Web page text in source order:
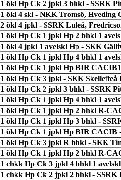
1 ökl Hp Ck 2 jpkl 3 bhkl - SSRK
1 ökl 4 skl - NKK Tromsö, Hveding
2 ökl 4 jpkl - SSRK Luleå,
1 ökl Hp Ck 1 jpkl Hp 2 bhkl 1
1 ökl 4 jpkl 1 avelskl Hp - SKK
1 ökl Hp Ck 1 jpkl Hp 4 bhkl 1
1 ökl Hp Ck 1 jpkl Hp BIR
1 ökl Hp Ck 3 jpkl - SKK
1 ökl Hp Ck 2 jpkl 3 bhkl - SSRK
1 ökl Hp Ck 1 jpkl Hp 4 bhkl 1
1 ökl Hp Ck 1 jpkl Hp 2 bhkl R-
1 ökl Hp Ck 1 jpkl Hp 3 bhkl -
1 ökl Hp Ck 1 jpkl Hp BIR CACIB
1 ökl Hp Ck 3 jpkl R bhkl - SKK
1 ökl Hp Ck 1 jpkl Hp 2 bhkl R-
1 chkk Hp Ck 3 jpkl 4 bhkl 1
1 chkk Hp Ck 2 jpkl 2 bhkl - SSRK